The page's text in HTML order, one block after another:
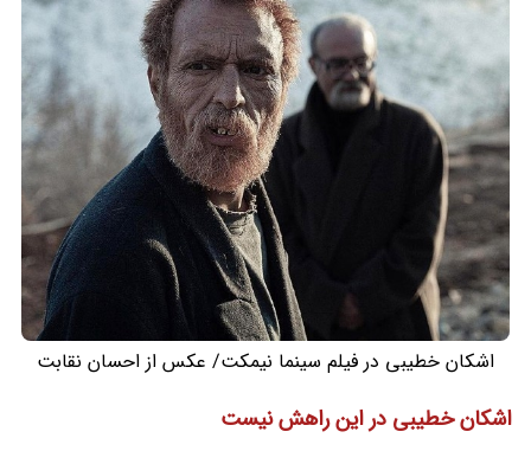
اشکان خطیبی در فیلم سینما نیمکت/ عکس از احسان نقابت
اشکان خطیبی در این راهش نیست